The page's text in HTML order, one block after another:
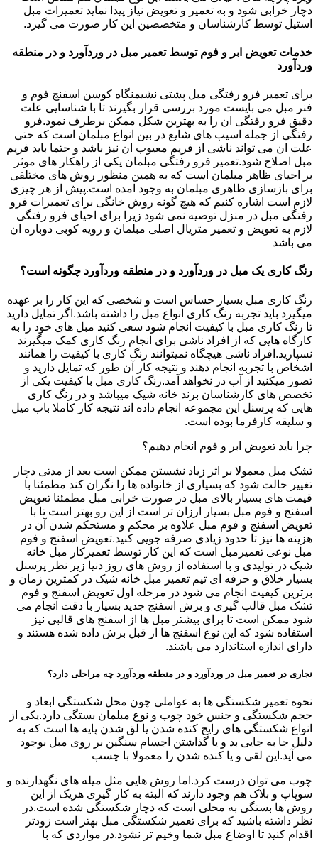
دچار خرابی شود و به تعمیر و تعویض نیاز پیدا نماید تعمیرات مبل
استیل توسط کارشناسان و متخصصین این کار صورت می گیرد.
خدمات تعویض ابر و فوم توسط تعمیر مبل در وردآورد و در منطقه
وردآورد
برای تعمیر فرو رفتگی مبل پشتی نشیمنگاه کوسن اسفنج فوم و
فنر مبل می بایست مورد بررسی قرار بگیرند تا با شناسایی علت
دقیق فرو رفتگی ان را به بهترین شکل ممکن برطرف نمود.فرو
رفتگی از جمله اسیب های شایع در بین انواع مبلمان است که حتی
علت ان می تواند ناشی از فریم معیوب ان نیز باشد و حتما باید فریم
مبل اصلاح شود.تعمیر فرو رفتگی مبلمان یکی از راهکار های موثر
بر احیای ظاهر مبلمان است که به همین منظور روش های مختلفی
برای بازسازی ظاهری مبلمان به وجود امده است.پیش از هر چیزی
لازم است اشاره کنیم که هیچ گونه روش خانگی برای تعمیرات فرو
رفتگی مبل در منزل توصیه نمی شود زیرا برای احیای فرو رفتگی
لازم به تعویض و تعمیر متریال اصلی مبلمان و رویه کوبی دوباره ان
می باشد
رنگ کاری یک مبل در وردآورد و در منطقه وردآورد چگونه است؟
رنگ کاری مبل بسیار حساس است و شخصی که این کار را بر عهده
میگیرد باید تجربه رنگ کاری انواع مبل را داشته باشد.اگر تمایل دارید
تا رنگ کاری مبل با کیفیت انجام شود سعی کنید مبل های خود را به
کارگاه هایی که از افراد ناشی برای انجام رنگ کاری کمک میگیرند
نسپارید.افراد ناشی هیچگاه نمیتوانند رنگ کاری با کیفیت را همانند
اشخاص با تجربه انجام دهند و نتیجه کار آن طور که تمایل دارید و
تصور میکنید از آب در نخواهد آمد.رنگ کاری مبل با کیفیت یکی از
تخصص های کارشناسان برند خانه شیک میباشد و در رنگ کاری
هایی که پرسنل این مجموعه انجام داده اند نتیجه کار کاملا باب میل
و سلیقه کارفرما بوده است.
چرا باید تعویض ابر و فوم انجام دهیم؟
تشک مبل معمولا بر اثر زیاد نشستن ممکن است بعد از مدتی دچار
تغییر حالت شود که بسیاری از خانواده ها را نگران کند مطمئنا با
قیمت های بسیار بالای مبل در صورت خرابی مبل مطمئنا تعویض
اسفنج و فوم مبل بسیار ارزان تر است از این رو بهتر است تا با
تعویض اسفنج و فوم مبل علاوه بر محکم و مستحکم شدن آن در
هزینه ها نیز تا حدود زیادی صرفه جویی کنید.تعویض اسفنج و فوم
مبل نوعی تعمیرمبل است که این کار توسط تعمیرکار مبل خانه
شیک در تولیدی و با استفاده از روش های روز دنیا زیر نظر پرسنل
بسیار خلاق و حرفه ای تیم تعمیر مبل خانه شیک در کمترین زمان و
برترین کیفیت انجام می شود در مرحله اول تعویض اسفنج و فوم
تشک مبل قالب گیری و برش اسفنج جدید بسیار با دقت انجام می
شود ممکن است تا برای بیشتر مبل ها از اسفنج های قالبی نیز
استفاده شود که این نوع اسفنج ها از قبل برش داده شده هستند و
دارای اندازه استاندارد می باشند.
نجاری در تعمیر مبل در وردآورد و در منطقه وردآورد چه مراحلی دارد؟
نحوه تعمیر شکستگی ها به عواملی چون محل شکستگی ابعاد و
حجم شکستگی و جنس خود چوب و نوع مبلمان بستگی دارد.یکی از
انواع شکستگی های رایج کنده شدن یا لق شدن پایه ها است که به
دلیل جا به جایی بد و یا گذاشتن اجسام سنگین بر روی مبل بوجود
می آید.این لقی و یا کنده شدن را معمولا با چسب
چوب می توان درست کرد.اما روش هایی مثل میله های نگهدارنده و
سوپاپ و بلاک هم وجود دارند که البته به کار گیری هریک از این
روش ها بستگی به محلی است که دچار شکستگی شده است.در
نظر داشته باشید که برای تعمیر شکستگی مبل بهتر است زودتر
اقدام کنید تا اوضاع مبل شما وخیم تر نشود.در مواردی که با